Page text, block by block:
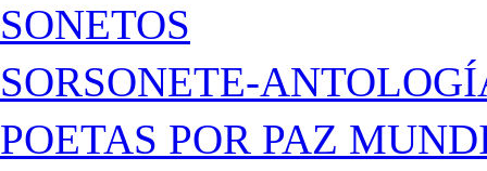
SONETOS
SORSONETE-
POETAS POR PAZ